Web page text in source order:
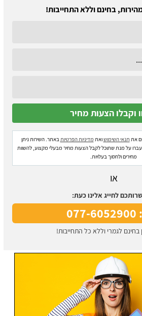
בחינם וללא התחייבות!
את תנאי השימושואת מדיניות הפרטיות באתר. השירות ניתן
על מנת שתוכל לקבל הצעות מחיר מבעלי מקצוע, להשוות
מחירים ולחסוך בעלויות.
או
לחייג אלינו כעת:
בחינם לגמרי וללא כל התחייבות!